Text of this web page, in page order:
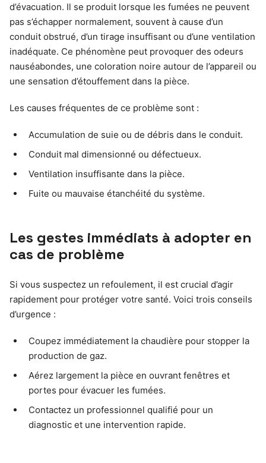
d’évacuation. Il se produit lorsque les fumées ne peuvent
pas s’échapper normalement, souvent à cause d’un
conduit obstrué, d’un tirage insuffisant ou d’une ventilation
inadéquate. Ce phénomène peut provoquer des odeurs
nauséabondes, une coloration noire autour de l’appareil ou
une sensation d’étouffement dans la pièce.
Les causes fréquentes de ce problème sont :
Accumulation de suie ou de débris dans le conduit.
Conduit mal dimensionné ou défectueux.
Ventilation insuffisante dans la pièce.
Fuite ou mauvaise étanchéité du système.
Les gestes immédiats à adopter en
cas de problème
Si vous suspectez un refoulement, il est crucial d’agir
rapidement pour protéger votre santé. Voici trois conseils
d’urgence :
Coupez immédiatement la chaudière pour stopper la
production de gaz.
Aérez largement la pièce en ouvrant fenêtres et
portes pour évacuer les fumées.
Contactez un professionnel qualifié pour un
diagnostic et une intervention rapide.